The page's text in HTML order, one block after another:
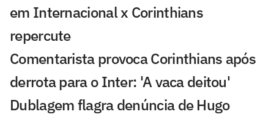
em Internacional x Corinthians
repercute
Comentarista provoca Corinthians após
derrota para o Inter: 'A vaca deitou'
Dublagem flagra denúncia de Hugo